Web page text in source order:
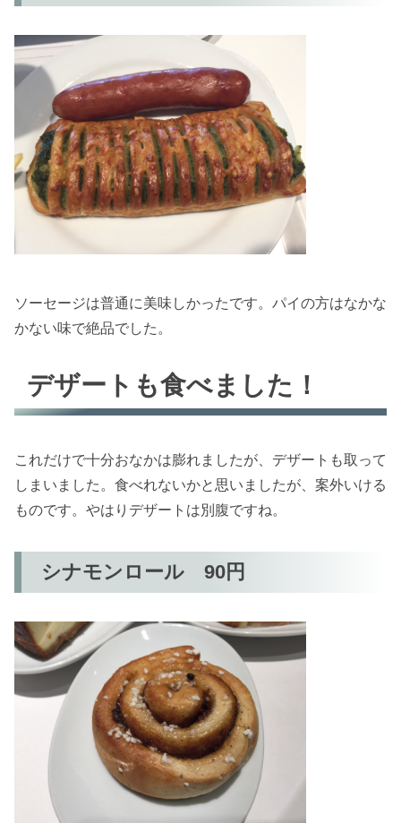
ソーセージは普通に美味しかったです。パイの方はなかな
かない味で絶品でした。
デザートも食べました！
これだけで十分おなかは膨れましたが、デザートも取って
しまいました。食べれないかと思いましたが、案外いける
ものです。やはりデザートは別腹ですね。
シナモンロール 90円